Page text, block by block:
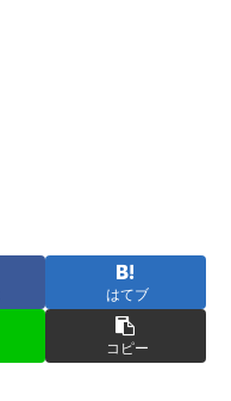
はてブ
コピー